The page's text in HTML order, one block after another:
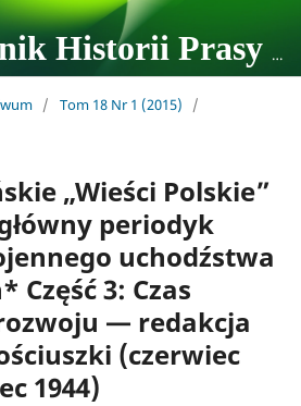
Historii Prasy Polskiej
/ Tom 18 Nr 1 (2015)
/
„Wieści Polskie”
periodyk
uchodźstwa
Część 3: Czas
— redakcja
(czerwiec
1944)